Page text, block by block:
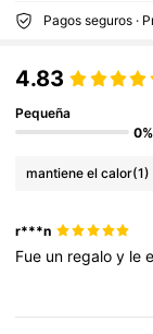
Pagos seguros ·
4.83
Pequeña
0%
mantiene el calor(1)
r***n
Fue un regaloy le